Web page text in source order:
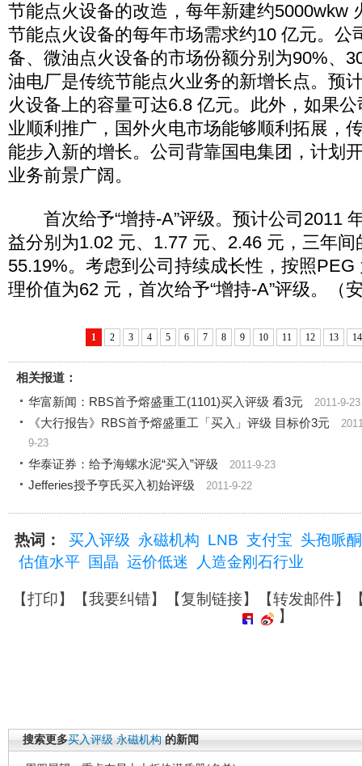
节能点火设备的改造，每年新建约5000wkw
节能点火设备的每年市场需求约10 亿元。公
备、微油点火设备的市场份额分别为90%、
油电厂是传统节能点火业务的新增长点。预
火设备上的容量可达6.8 亿元。此外，如果
业顺利推广，国外火电市场能够顺利拓展，
能步入新的增长。公司背靠国电集团，计划
业务前景广阔。
首次给予“增持-A”评级。预计公司2011
益分别为1.02 元、1.77 元、2.46 元，三年
55.19%。考虑到公司持续成长性，按照PEG
理价值为62 元，首次给予“增持-A”评级。（
1 2 3 4 5 6 7 8 9 10 11 12 13 14
相关报道：
华富新闻：RBS首予熔盛重工(1101)买入评级 看3元
2011-9-23
《大行报告》RBS首予熔盛重工「买入」评级 目标价3元
9-23
华泰证券：给予海螺水泥“买入”评级
2011-9-23
Jefferies授予亨氏买入初始评级 2011-9-22
热词： 买入评级 永磁机构 LNB 支付宝 头孢哌酮
估值水平
国晶 运价低迷 人造金刚石行业
【打印】【我要纠错】【复制链接】【转发邮件】
】
搜索更多买入评级 永磁机构 的新闻